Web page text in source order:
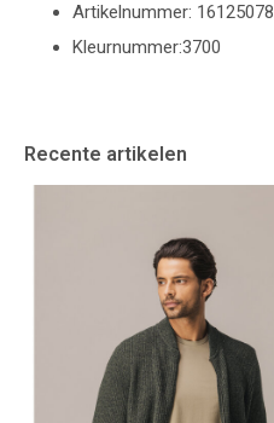
Artikelnummer: 16125078
Kleurnummer:3700
Recente artikelen